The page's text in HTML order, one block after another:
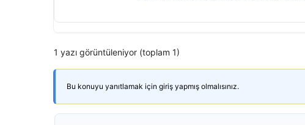
1 yazı görüntüleniyor (toplam 1)
Bu konuyu yanıtlamak için giriş yapmış olmalısınız.